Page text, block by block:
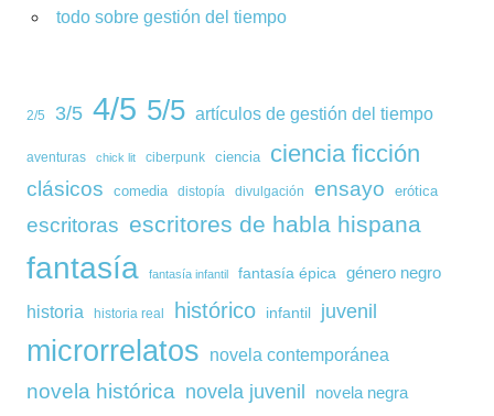
todo sobre gestión del tiempo
2/5 3/5 4/5 5/5 artículos de gestión del tiempo
aventuras chick lit ciberpunk ciencia ciencia ficción
clásicos comedia distopía divulgación ensayo erótica
escritoras escritores de habla hispana
fantasía fantasía infantil fantasía épica género negro
historia historia real histórico infantil juvenil
microrrelatos novela contemporánea
novela histórica novela juvenil novela negra